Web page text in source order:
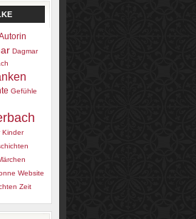
Dagmar
Gefühle
Kinder
Website
Zeit